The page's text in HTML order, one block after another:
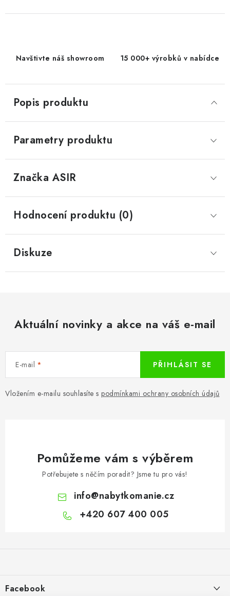
Navštivte náš showroom 15 000+ výrobků v nabídce
Popis produktu
Parametry produktu
Značka ASIR
Hodnocení produktu (0)
Diskuze
Aktuální novinky a akce na váš e-mail
E-mail
Vložením e-mailu souhlasíte s podmínkami ochrany osobních údajů
PŘIHLÁSIT SE
Pomůžeme vám s výběrem
Potřebujete s něčím poradit? Jsme tu pro vás!
info@nabytkomanie.cz
+420 607 400 005
aFacebook